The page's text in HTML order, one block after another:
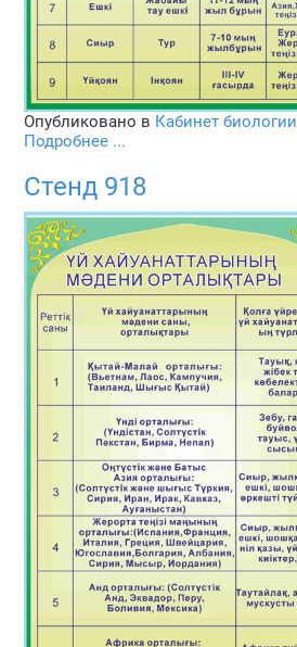
Опубликовано в Кабинет биологии
Подробнее ...
Стенд 918